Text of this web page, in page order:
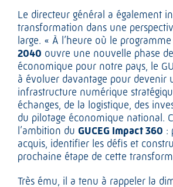
Le directeur général a également
transformation dans une
large. « À l’heure où le programme
2040 ouvre une nouvelle phase
économique pour notre pays, le
à évoluer davantage pour devenir
infrastructure numérique
échanges, de la logistique, des
du pilotage économique national.
l’ambition du GUCEG Impact 360 :
acquis, identifier les défis et
prochaine étape de cette
Très ému, il a tenu à rappeler la